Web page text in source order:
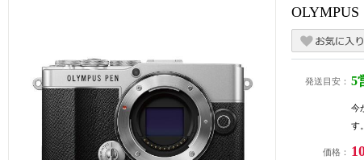
発送目安： 5
今
す
価格：